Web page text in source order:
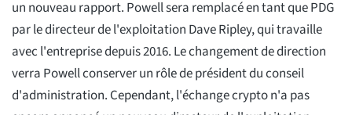
un nouveau rapport. Powell sera remplacé en tant que PDG
par le directeur de l'exploitation Dave Ripley, qui travaille
avec l'entreprise depuis 2016. Le changement de direction
verra Powell conserver un rôle de président du conseil
d'administration. Cependant, l'échange crypto n'a pas